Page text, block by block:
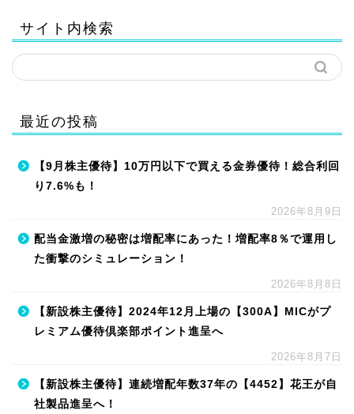
サイト内検索
最近の投稿
【9月株主優待】10万円以下で買える金券優待！総合利回
り7.6%も！
2026年8月9日
配当金激増の秘密は増配率にあった！増配率8％で運用し
た衝撃のシミュレーション！
2026年8月8日
【新設株主優待】2024年12月上場の【300A】MICがプ
レミアム優待倶楽部ポイント進呈へ
2026年8月7日
【新設株主優待】連続増配年数37年の【4452】花王が自
社製品進呈へ！